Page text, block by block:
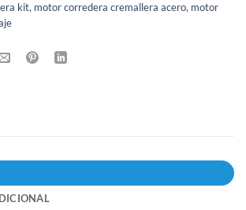
kit, motor corredera cremallera acero, motor